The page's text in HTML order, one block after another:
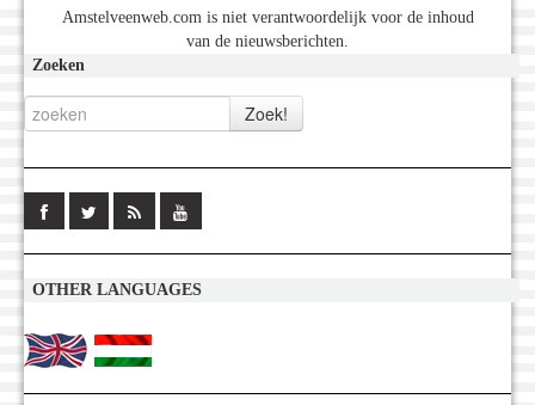
Amstelveenweb.com is niet verantwoordelijk voor de inhoud
van de nieuwsberichten.
Zoeken
OTHER LANGUAGES